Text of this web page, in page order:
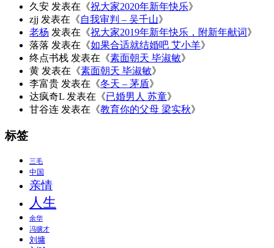
久安 发表在《祝大家2020年新年快乐》
zjj 发表在《自我审判 – 吴千山》
老杨 发表在《祝大家2019年新年快乐，附新年献词》
落落 发表在《如果合适就结婚吧 艾小羊》
终点书栈 发表在《素面朝天 毕淑敏》
黄 发表在《素面朝天 毕淑敏》
李富贵 发表在《冬天 – 茅盾》
达疯奇L 发表在《已婚男人 苏童》
甘谷连 发表在《教育你的父母 梁实秋》
标签
三毛
中国
亲情
人生
余华
冯骥才
刘墉